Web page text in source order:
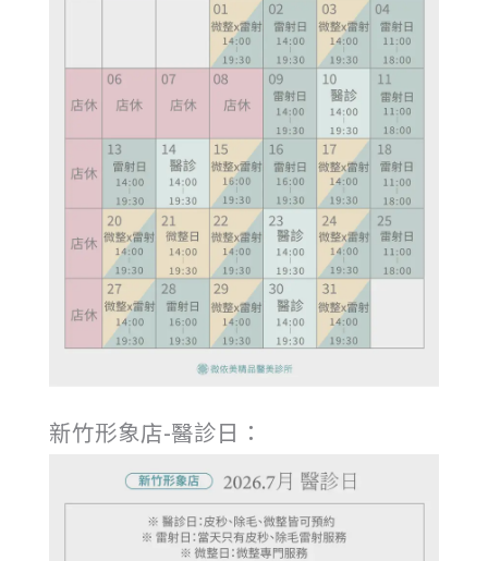
新竹形象店-醫診日：